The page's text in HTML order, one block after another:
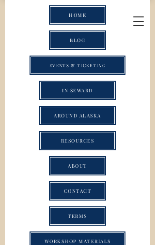
HOME
BLOG
IN SEWARD
AROUND ALASKA
RESOURCES
ABOUT
CONTACT
TERMS
WORKSHOP MATERIALS
EVENTS & TICKETING